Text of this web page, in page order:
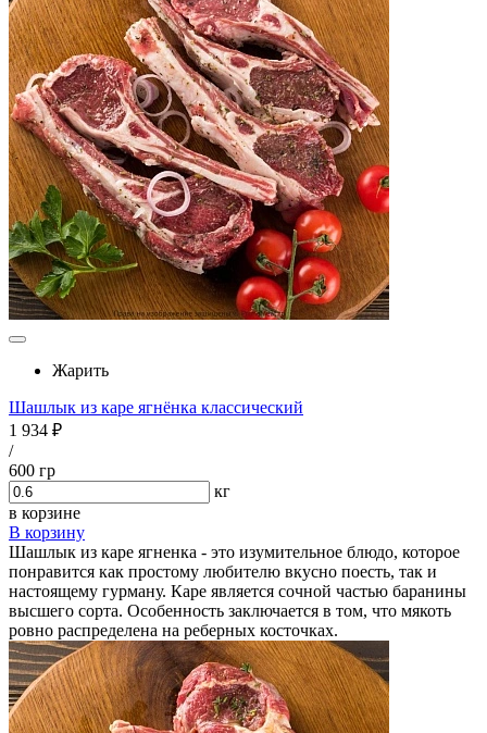
Жарить
Шашлык из каре ягнёнка классический
1 934 ₽
/
600 гр
кг
в корзине
В корзину
Шашлык из каре ягненка - это изумительное блюдо, которое
понравится как простому любителю вкусно поесть, так и
настоящему гурману. Каре является сочной частью баранины
высшего сорта. Особенность заключается в том, что мякоть
ровно распределена на реберных косточках.